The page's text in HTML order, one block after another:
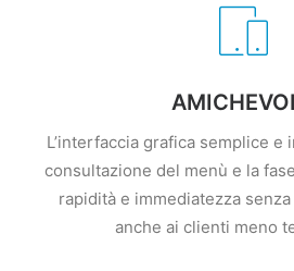
L’interfaccia grafica semplice e
consultazione del menù e la
rapidità e immediatezza
anche ai clienti meno